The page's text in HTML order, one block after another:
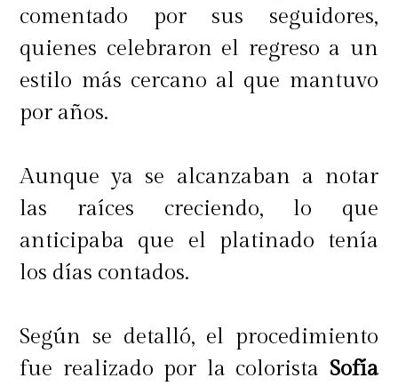
comentado por sus seguidores,
quienes celebraron el regreso a un
estilo más cercano al que mantuvo
por años.
Aunque ya se alcanzaban a notar
las raíces creciendo, lo que
anticipaba que el platinado tenía
los días contados.
Según se detalló, el procedimiento
fue realizado por la colorista Sofía